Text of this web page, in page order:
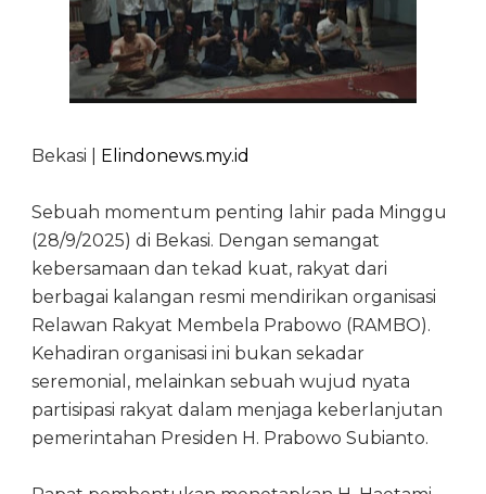
Bekasi | Elindonews.my.id
Sebuah momentum penting lahir pada Minggu
(28/9/2025) di Bekasi. Dengan semangat
kebersamaan dan tekad kuat, rakyat dari
berbagai kalangan resmi mendirikan organisasi
Relawan Rakyat Membela Prabowo (RAMBO).
Kehadiran organisasi ini bukan sekadar
seremonial, melainkan sebuah wujud nyata
partisipasi rakyat dalam menjaga keberlanjutan
pemerintahan Presiden H. Prabowo Subianto.